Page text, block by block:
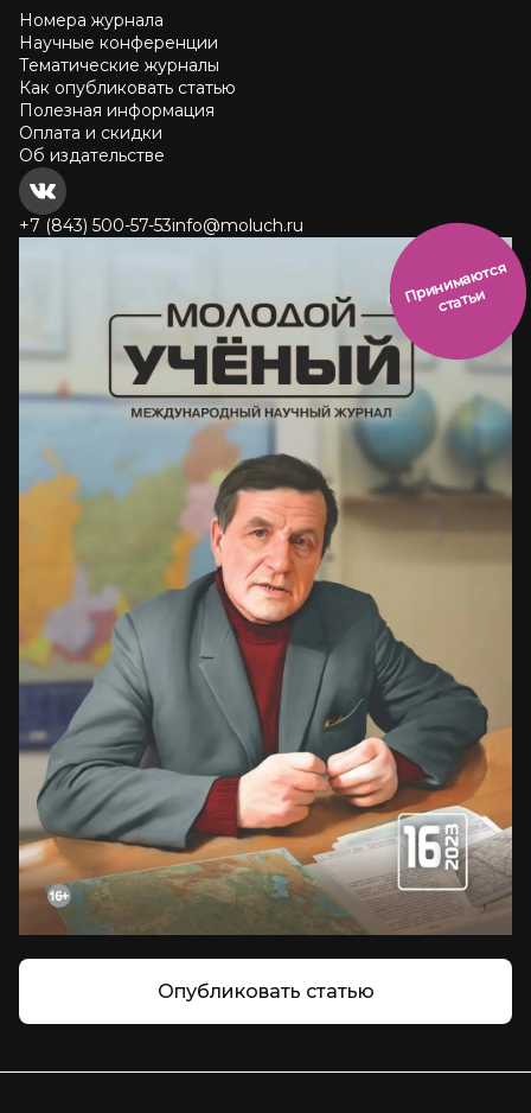
Номера журнала
Научные конференции
Тематические журналы
Как опубликовать статью
Полезная информация
Оплата и скидки
Об издательстве
+7 (843) 500-57-53info@moluch.ru
П
р
и
н
и
м
а
ют
с
я
ст
ать
и
Опубликовать статью